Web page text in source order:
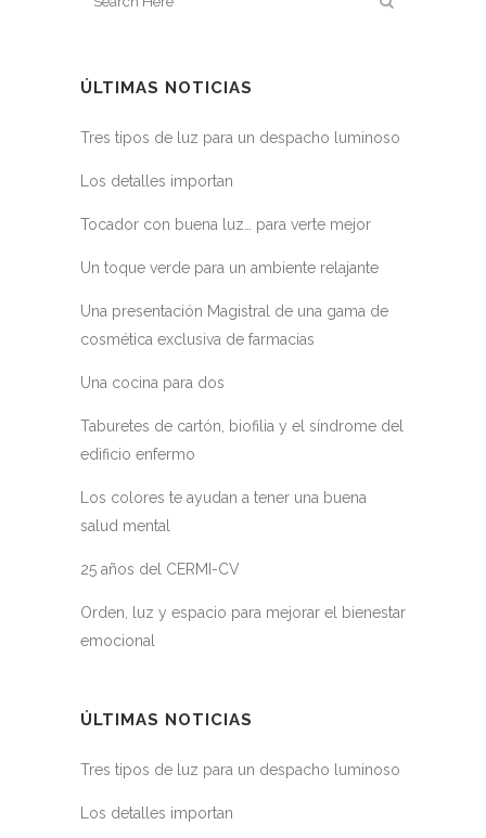
ÚLTIMAS NOTICIAS
Tres tipos de luz para un despacho luminoso
Los detalles importan
Tocador con buena luz… para verte mejor
Un toque verde para un ambiente relajante
Una presentación Magistral de una gama de
cosmética exclusiva de farmacias
Una cocina para dos
Taburetes de cartón, biofilia y el síndrome del
edificio enfermo
Los colores te ayudan a tener una buena
salud mental
25 años del CERMI-CV
Orden, luz y espacio para mejorar el bienestar
emocional
ÚLTIMAS NOTICIAS
Tres tipos de luz para un despacho luminoso
Los detalles importan